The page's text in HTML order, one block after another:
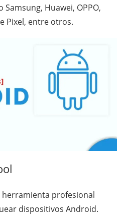
Huawei, OPPO,
Pixel, entre otros.
herramienta profesional
dispositivos Android.